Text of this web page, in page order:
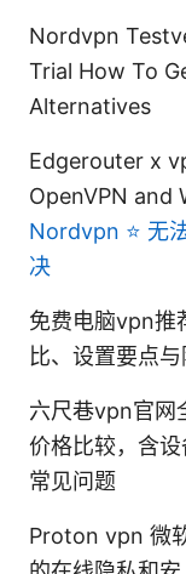
Nordvpn
Trial How To
Alternatives
Edgerouter x
OpenVPN and
Nordvpn ⭐ 无
决
免费电脑vpn推
比、设置要点
六尺巷vpn官网
价格比较，含
常见问题
Proton vpn 微